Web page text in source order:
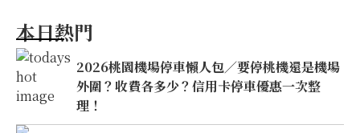
本日熱門
2026桃園機場停車懶人包／要停桃機還是機場
外圍？收費各多少？信用卡停車優惠一次整
理！